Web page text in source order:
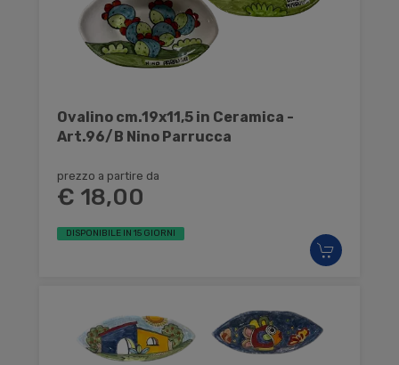
Ovalino cm.19x11,5 in Ceramica -
Art.96/B Nino Parrucca
prezzo a partire da
€ 18,00
DISPONIBILE IN 15 GIORNI